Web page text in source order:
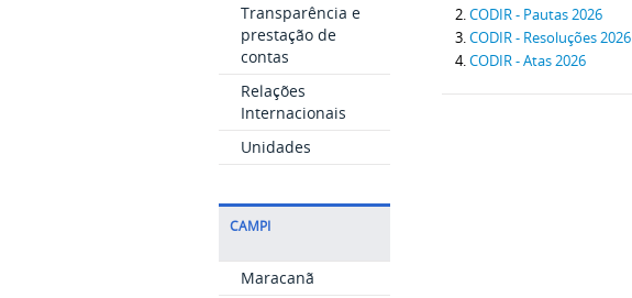
Transparência e
prestação de
contas
Relações
Internacionais
Unidades
CAMPI
Maracanã
CODIR - Pautas 2026
CODIR - Resoluções 2026
CODIR - Atas 2026